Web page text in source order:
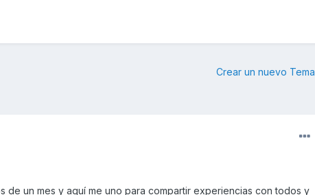
Crear un nuevo Tema
de un mes y aquí me uno para compartir experiencias con todos y